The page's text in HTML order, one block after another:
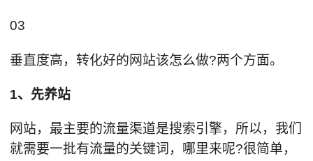
03
垂直度高，转化好的网站该怎么做?两个方面。
1、先养站
网站，最主要的流量渠道是搜索引擎，所以，我们
就需要一批有流量的关键词，哪里来呢?很简单，